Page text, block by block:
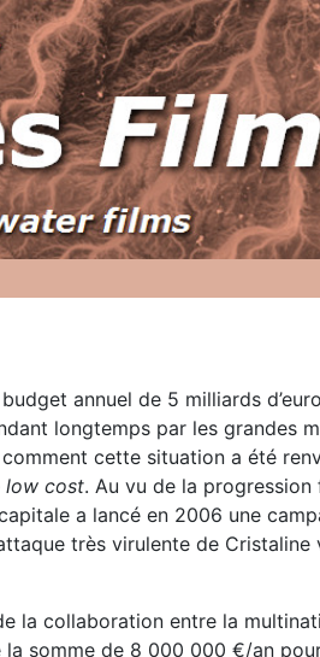
annuel de 5 milliards
longtemps par les grandes
cette situation a été
low cost. Au vu de la progression
a lancé en 2006 une
très virulente de Cristaline
la collaboration entre la
la somme de 8 000 000 €/an